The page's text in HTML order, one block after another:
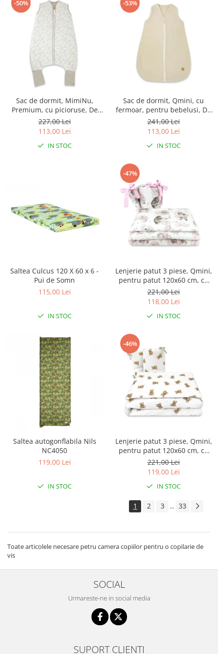
-50%
Sac de dormit, MimiNu,
Premium, cu picioruse, De
iarna, din bumbac, cu
fermoar, 103 cm, M, Meadow
227,00 Lei
113,00 Lei
IN STOC
-53%
Sac de dormit, Qmini, cu
fermoar, pentru bebelusi, De
iarna, din muselina dubla, 70
cm, Material, Warm Beige
241,00 Lei
113,00 Lei
IN STOC
Saltea Culcus 120 X 60 x 6 -
Pui de Somn
115,00 Lei
IN STOC
-47%
Lenjerie patut 3 piese, Qmini,
pentru patut 120x60 cm, cu
protectie laterala, din
bumbac, Teddy Bear and
Friends Pink
221,00 Lei
118,00 Lei
IN STOC
Saltea autogonflabila Nils
NC4050
119,00 Lei
IN STOC
-46%
Lenjerie patut 3 piese, Qmini,
pentru patut 120x60 cm, cu
protectie laterala, din
bumbac, Teddy Toys
221,00 Lei
119,00 Lei
IN STOC
1 2 3 ... 33
Toate articolele necesare petru camera copiilor pentru o copilarie de
vis
SOCIAL
Urmareste-ne in social media
SUPORT CLIENTI